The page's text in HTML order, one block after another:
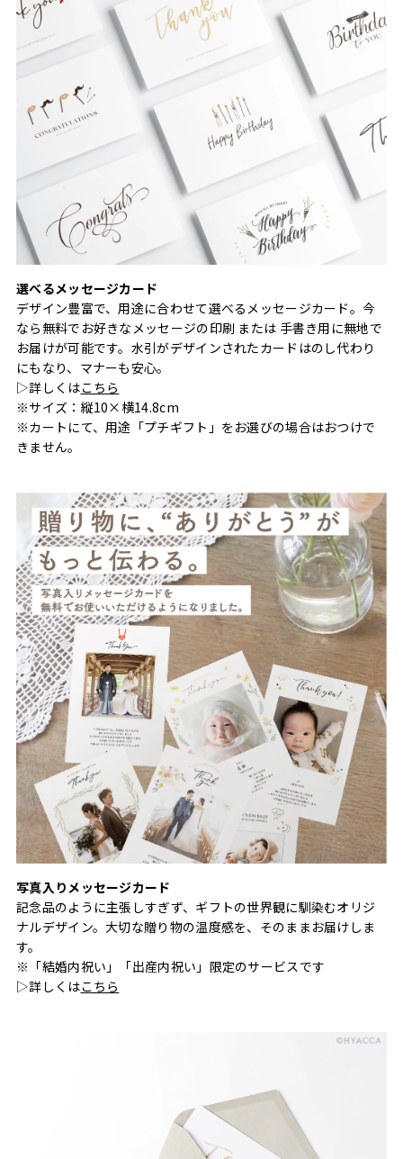
選べるメッセージカード
デザイン豊富で、用途に合わせて選べるメッセージカード。今
なら無料でお好きなメッセージの印刷 または 手書き用に無地で
お届けが可能です。水引がデザインされたカードはのし代わり
にもなり、マナーも安心。
▷詳しくはこちら
※サイズ：縦10×横14.8cm
※カートにて、用途「プチギフト」をお選びの場合はおつけで
きません。
写真入りメッセージカード
記念品のように主張しすぎず、ギフトの世界観に馴染むオリジ
ナルデザイン。大切な贈り物の温度感を、そのままお届けしま
す。
※「結婚内祝い」「出産内祝い」限定のサービスです
▷詳しくはこちら